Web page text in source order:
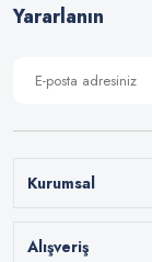
Yararlanın
Kurumsal
Alışveriş